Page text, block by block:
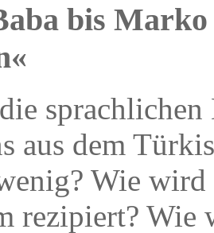
bis
sprachlichen
aus dem
Wie
rezipiert?